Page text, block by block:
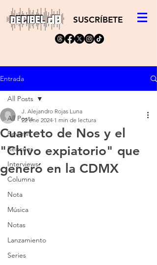
SUSCRÍBETE
Entrada
All Posts
Reviews
Reissues
Interviews
Columna
Nota
Música
Notas
Lanzamiento
Series
All Posts
Cuarteto de Nos y el
"Chivo expiatorio" que
generó en la CDMX
J. Alejandro Rojas Luna
22 ene 2024 1 min de lectura